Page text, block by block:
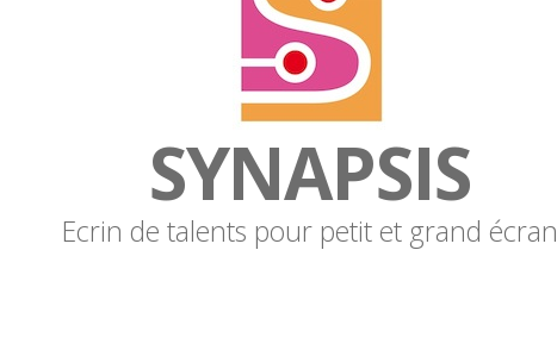
SYNAPSIS
Ecrin de talents pour petit et grand écran